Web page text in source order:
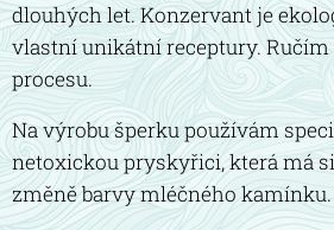
dlouhých let. Konzervant je
vlastní unikátní receptury.
procesu.
Na výrobu šperku používám
netoxickou pryskyřici, která má
změně barvy mléčného kamínku.